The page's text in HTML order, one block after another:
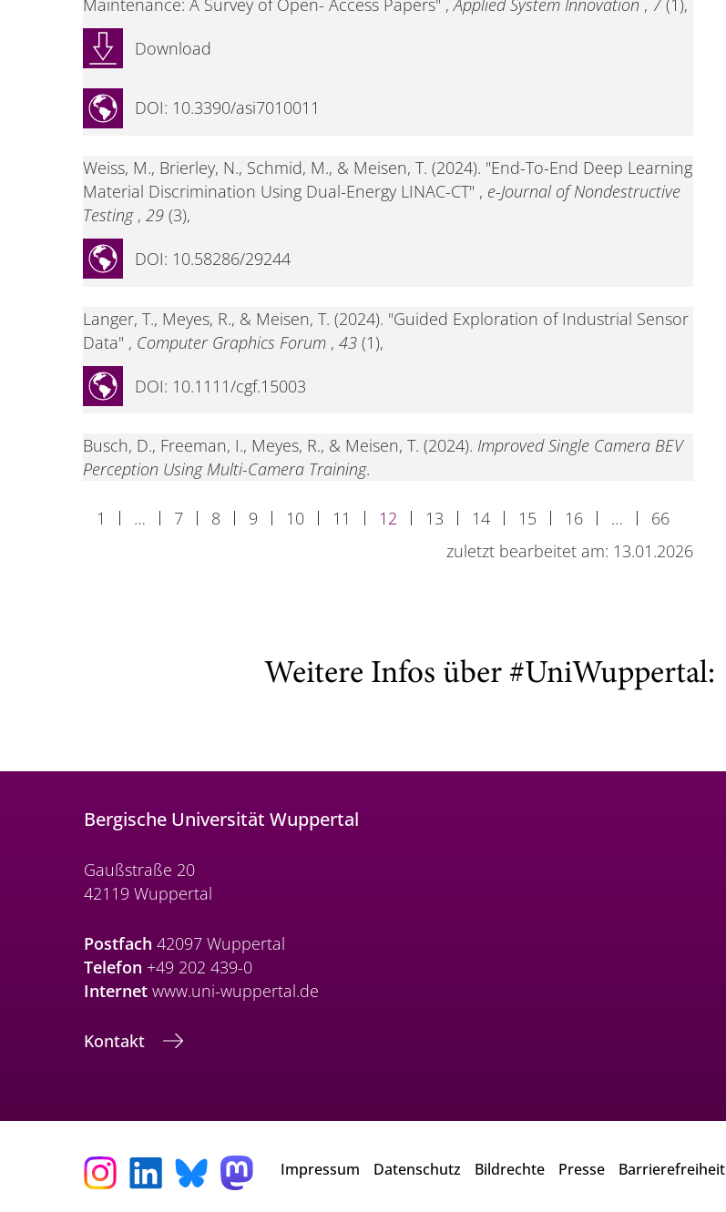
Maintenance: A Survey of Open- Access Papers" ,Applied System Innovation , 7(1),
DOI: 10.3390/asi7010011
Download
Weiss, M., Brierley, N., Schmid, M., & Meisen, T. (2024). "End-To-End Deep Learning
Material Discrimination Using Dual-Energy LINAC-CT" , e-Journal of Nondestructive
Testing, 29(3),
DOI: 10.58286/29244
Langer, T., Meyes, R., & Meisen, T. (2024). "Guided Exploration of Industrial Sensor
Data" , Computer Graphics Forum, 43(1),
DOI: 10.1111/cgf.15003
Busch, D., Freeman, I., Meyes, R., & Meisen, T. (2024). Improved Single Camera BEV
Perception Using Multi-Camera Training.
1 … 7 8 9 10 11 12 13 14 15 16 …
66
zuletzt bearbeitet am: 13.01.2026
Weitere Infos über #UniWuppertal:
Bergische Universität Wuppertal
Gaußstraße 20
42119 Wuppertal
Postfach 42097 Wuppertal
Telefon +49 202 439-0
Internet www.uni-wuppertal.de
Kontakt
Impressum Datenschutz Bildrechte Presse Barrierefreiheit